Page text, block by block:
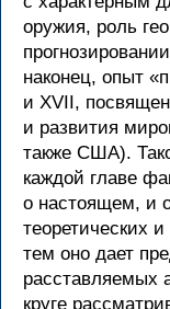
оружия, роль
наконец, опыт
и XVII,
и развития
также США).
каждой главе
о настоящем, и
теоретических
тем оно дает
расставляемых
круге